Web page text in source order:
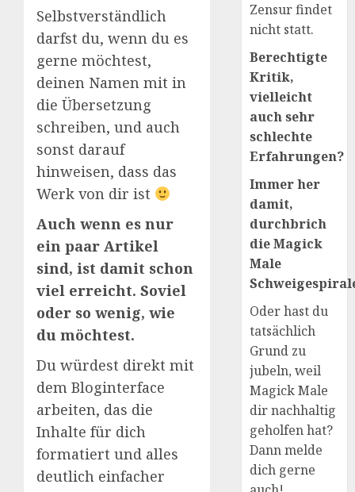
Selbstverständlich
darfst du, wenn du es
gerne möchtest,
deinen Namen mit in
die Übersetzung
schreiben, und auch
sonst darauf
hinweisen, dass das
Werk von dir ist
Auch wenn es nur
ein paar Artikel
sind, ist damit schon
viel erreicht. Soviel
oder so wenig, wie
du möchtest.
Du würdest direkt mit
dem Bloginterface
arbeiten, das die
Inhalte für dich
formatiert und alles
deutlich einfacher
Zensur findet
nicht statt.
Berechtigte
Kritik,
vielleicht
auch sehr
schlechte
Erfahrungen?
Immer her
damit,
durchbrich
die Magick
Male
Oder hast du
tatsächlich
Grund zu
jubeln, weil
Magick Male
dir nachhaltig
geholfen hat?
Dann melde
dich gerne